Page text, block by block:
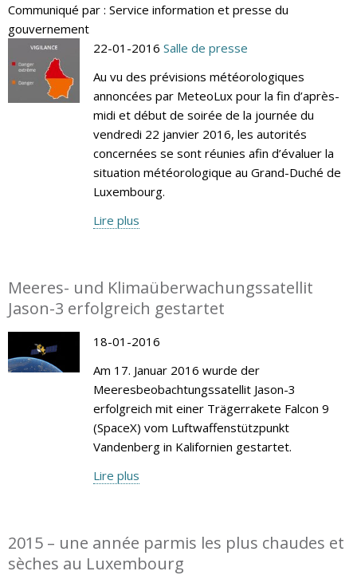
Communiqué par : Service information et presse du
gouvernement
22-01-2016 Salle de presse
Au vu des prévisions météorologiques
annoncées par MeteoLux pour la fin d’après-
midi et début de soirée de la journée du
vendredi 22 janvier 2016, les autorités
concernées se sont réunies afin d’évaluer la
situation météorologique au Grand-Duché de
Luxembourg.
Lire plus
Meeres- und Klimaüberwachungssatellit
Jason-3 erfolgreich gestartet
18-01-2016
Am 17. Januar 2016 wurde der
Meeresbeobachtungssatellit Jason-3
erfolgreich mit einer Trägerrakete Falcon 9
(SpaceX) vom Luftwaffenstützpunkt
Vandenberg in Kalifornien gestartet.
Lire plus
2015 – une année parmis les plus chaudes et
sèches au Luxembourg